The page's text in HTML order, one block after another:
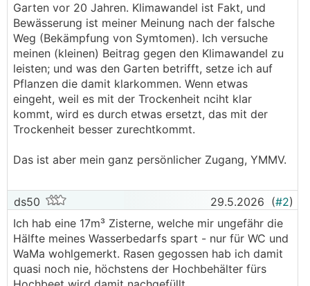
Garten vor 20 Jahren. Klimawandel ist Fakt, und
Bewässerung ist meiner Meinung nach der falsche
Weg (Bekämpfung von Symtomen). Ich versuche
meinen (kleinen) Beitrag gegen den Klimawandel zu
leisten; und was den Garten betrifft, setze ich auf
Pflanzen die damit klarkommen. Wenn etwas
eingeht, weil es mit der Trockenheit nciht klar
kommt, wird es durch etwas ersetzt, das mit der
Trockenheit besser zurechtkommt.
Das ist aber mein ganz persönlicher Zugang, YMMV.
ds50 29.5.2026 (#2)
Ich hab eine 17m³ Zisterne, welche mir ungefähr die
Hälfte meines Wasserbedarfs spart - nur für WC und
WaMa wohlgemerkt. Rasen gegossen hab ich damit
quasi noch nie, höchstens der Hochbehälter fürs